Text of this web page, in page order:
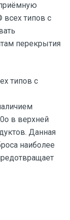
типов с
перекрытия
типов с
в верхней
Данная
наиболее